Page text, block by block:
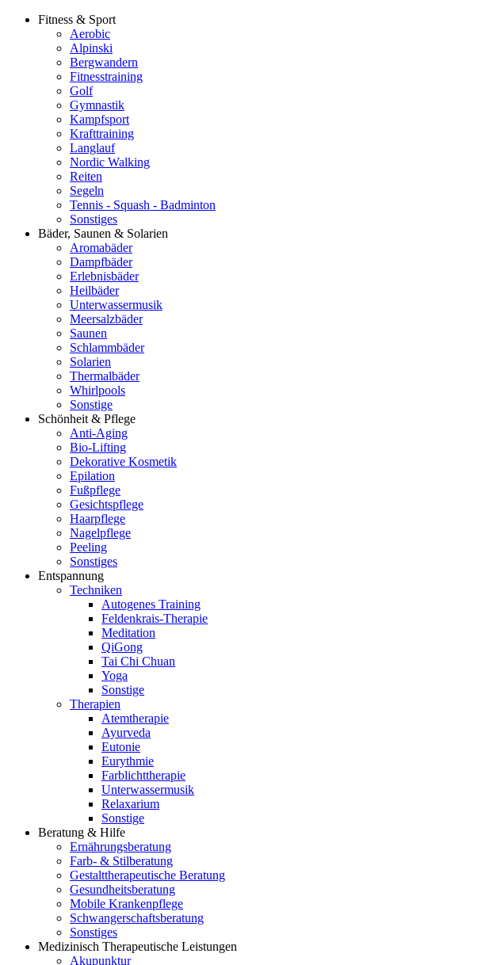
Fitness & Sport
Aerobic
Alpinski
Bergwandern
Fitnesstraining
Golf
Gymnastik
Kampfsport
Krafttraining
Langlauf
Nordic Walking
Reiten
Segeln
Tennis - Squash - Badminton
Sonstiges
Bäder, Saunen & Solarien
Aromabäder
Dampfbäder
Erlebnisbäder
Heilbäder
Unterwassermusik
Meersalzbäder
Saunen
Schlammbäder
Solarien
Thermalbäder
Whirlpools
Sonstige
Schönheit & Pflege
Anti-Aging
Bio-Lifting
Dekorative Kosmetik
Epilation
Fußpflege
Gesichtspflege
Haarpflege
Nagelpflege
Peeling
Sonstiges
Entspannung
Techniken
Autogenes Training
Feldenkrais-Therapie
Meditation
QiGong
Tai Chi Chuan
Yoga
Sonstige
Therapien
Atemtherapie
Ayurveda
Eutonie
Eurythmie
Farblichttherapie
Unterwassermusik
Relaxarium
Sonstige
Beratung & Hilfe
Ernährungsberatung
Farb- & Stilberatung
Gestalttherapeutische Beratung
Gesundheitsberatung
Mobile Krankenpflege
Schwangerschaftsberatung
Sonstiges
Medizinisch Therapeutische Leistungen
Akupunktur